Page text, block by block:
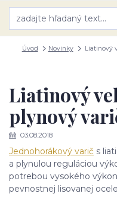
Úvod Novinky Liatinový
Liatinový
plynový
03.08.2018
Jednohorákový varič s
a plynulou reguláciou
potrebou vysokého
pevnostnej lisovanej